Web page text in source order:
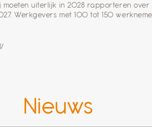
moeten uiterlijk in 2028 rapporteren over
Werkgevers met 100 tot 150
Nieuws